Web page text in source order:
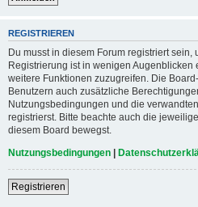
REGISTRIEREN
Du musst in diesem Forum registriert
Registrierung ist in wenigen Augenblicken
weitere Funktionen zuzugreifen. Die
Benutzern auch zusätzliche
Nutzungsbedingungen und die
registrierst. Bitte beachte auch die
diesem Board bewegst.
Nutzungsbedingungen |
Registrieren